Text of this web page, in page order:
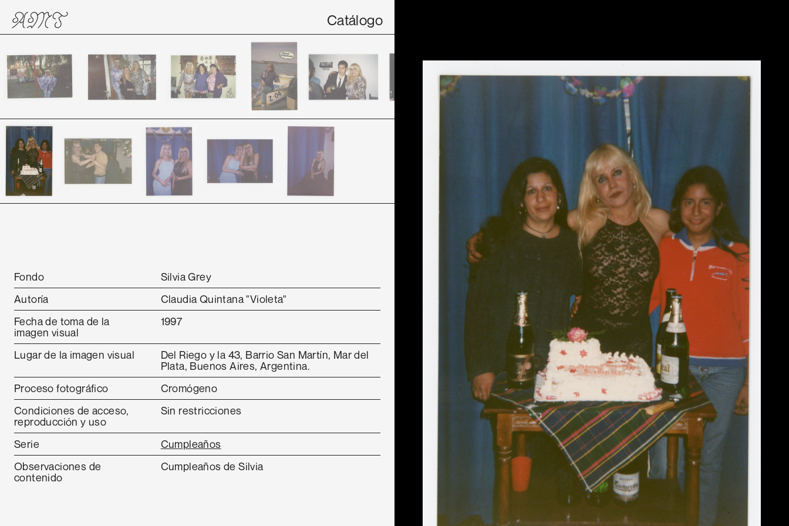
Catálogo
Fondo
Silvia Grey
Autoría
Claudia Quintana "Violeta"
Fecha de toma de la
imagen visual
1997
Lugar de la imagen visual
Del Riego y la 43, Barrio San Martín, Mar del
Plata, Buenos Aires, Argentina.
Proceso fotográfico
Cromógeno
Condiciones de acceso,
reproducción y uso
Sin restricciones
Serie
Cumpleaños
Observaciones de
contenido
Cumpleaños de Silvia